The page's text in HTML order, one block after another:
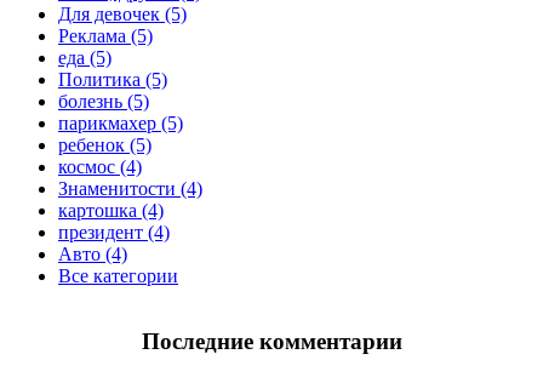
Для девочек (5)
Реклама (5)
еда (5)
Политика (5)
болезнь (5)
парикмахер (5)
ребенок (5)
космос (4)
Знаменитости (4)
картошка (4)
президент (4)
Авто (4)
Все категории
Последние комментарии